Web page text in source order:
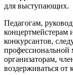
для выступающих.
Педагогам,
конкурсантов,
профессиональной
организаторам,
воздерживаться от